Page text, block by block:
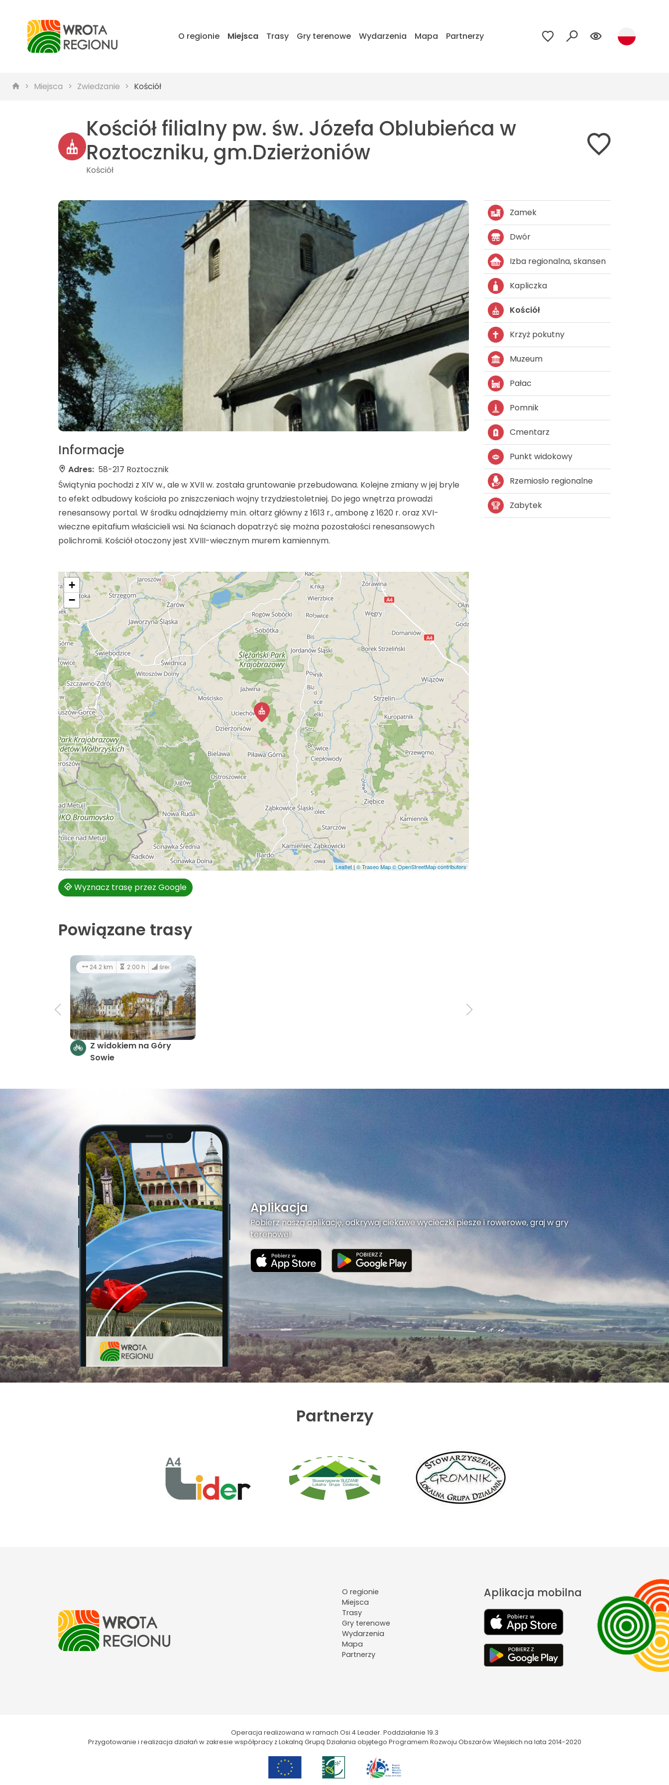
O regionie Miejsca Trasy Gry terenowe Wydarzenia Mapa Partnerzy
Miejsca Zwiedzanie Kościół
Kościół filialny pw. św. Józefa Oblubieńca w
Roztoczniku, gm.Dzierżoniów
Kościół
Informacje
Adres: 58-217 Roztocznik
Świątynia pochodzi z XIV w., ale w XVII w. została gruntowanie przebudowana. Kolejne zmiany w jej bryle
to efekt odbudowy kościoła po zniszczeniach wojny trzydziestoletniej. Do jego wnętrza prowadzi
renesansowy portal. W środku odnajdziemy m.in. ołtarz główny z 1613 r., ambonę z 1620 r. oraz XVI-
wieczne epitafium właścicieli wsi. Na ścianach dopatrzyć się można pozostałości renesansowych
polichromii. Kościół otoczony jest XVIII-wiecznym murem kamiennym.
+
−
Leaflet | © Traseo Map© OpenStreetMap contributors
Wyznacz trasę przez Google
Powiązane trasy
24.2 km 2:00 h średni
Z widokiem na Góry
Sowie
Zamek
Dwór
Izba regionalna, skansen
Kapliczka
Kościół
Krzyż pokutny
Muzeum
Pałac
Pomnik
Cmentarz
Punkt widokowy
Rzemiosło regionalne
Zabytek
Aplikacja
Pobierz naszą aplikację, odkrywaj ciekawe wycieczki piesze i rowerowe, graj w gry
terenowe!
Partnerzy
O regionie
Miejsca
Trasy
Gry terenowe
Wydarzenia
Mapa
Partnerzy
Aplikacja mobilna
Operacja realizowana w ramach Osi 4 Leader. Poddziałanie 19.3
Przygotowanie i realizacja działań w zakresie współpracy z Lokalną Grupą Działania objętego Programem Rozwoju Obszarów Wiejskich na lata 2014-2020